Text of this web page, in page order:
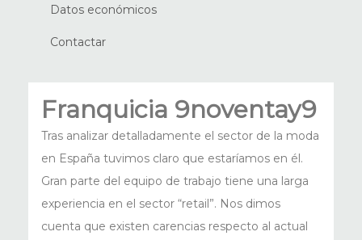
Datos económicos
Contactar
Franquicia 9noventay9
Tras analizar detalladamente el sector de la moda
en España tuvimos claro que estaríamos en él.
Gran parte del equipo de trabajo tiene una larga
experiencia en el sector “retail”. Nos dimos
cuenta que existen carencias respecto al actual